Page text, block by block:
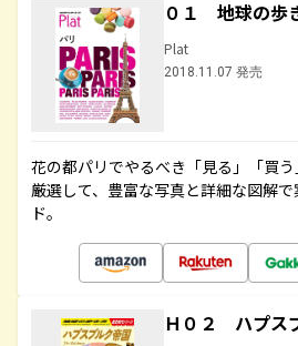
０１ 地球の
Plat
2018.11.07 発売
花の都パリでやるべき「見る」「買
厳選して、豊富な写真と詳細な図解
ド。
Ｈ０２ ハプス